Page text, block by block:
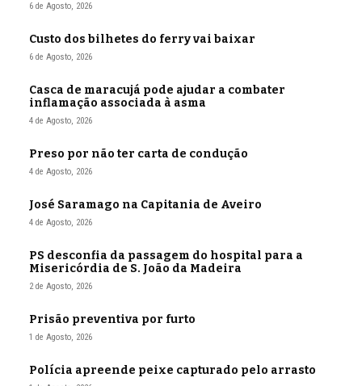
6 de Agosto, 2026
Custo dos bilhetes do ferry vai baixar
6 de Agosto, 2026
Casca de maracujá pode ajudar a combater
inflamação associada à asma
4 de Agosto, 2026
Preso por não ter carta de condução
4 de Agosto, 2026
José Saramago na Capitania de Aveiro
4 de Agosto, 2026
PS desconfia da passagem do hospital para a
Misericórdia de S. João da Madeira
2 de Agosto, 2026
Prisão preventiva por furto
1 de Agosto, 2026
Polícia apreende peixe capturado pelo arrasto